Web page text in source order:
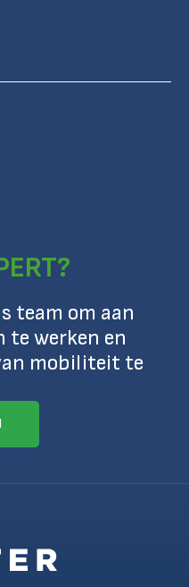
team om aan
te werken en
mobiliteit te